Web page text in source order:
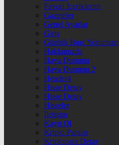
Favori İçeriklerim
Gazeteler
Genel Ayarlar
Giriş
Günlük Burç Yorumları
Hakkımızda
Hava Durumu
Hava Durumu 2
Header4
Hisse Detay
Hisse Detay
Hisseler
İletişim
Kayıt Ol
Kripto Paralar
Kriptopara Detay